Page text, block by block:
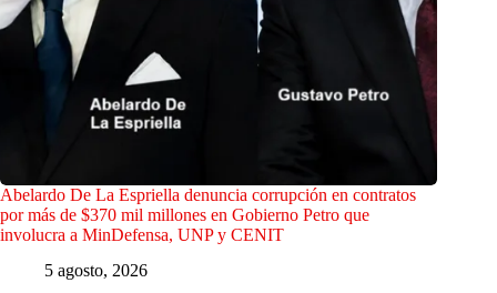
Abelardo De La Espriella denuncia corrupción en contratos
por más de $370 mil millones en Gobierno Petro que
involucra a MinDefensa, UNP y CENIT
5 agosto, 2026